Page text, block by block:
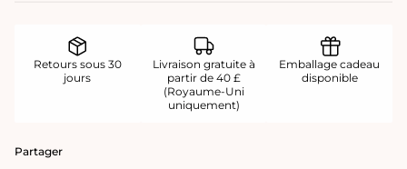
Retours sous 30
jours
Livraison gratuite à
partir de 40 £
(Royaume-Uni
uniquement)
Emballage cadeau
disponible
Partager